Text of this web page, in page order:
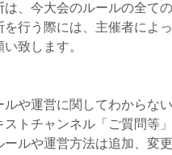
は、今大会のルールの全て
を行う際には、主催者によ
致します。
ルや運営に関してわからな
ストチャンネル「ご質問等
ールや運営方法は追加、変